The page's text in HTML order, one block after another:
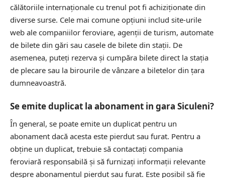
călătoriile internaționale cu trenul pot fi achiziționate din
diverse surse. Cele mai comune opțiuni includ site-urile
web ale companiilor feroviare, agenții de turism, automate
de bilete din gări sau casele de bilete din stații. De
asemenea, puteți rezerva și cumpăra bilete direct la stația
de plecare sau la birourile de vânzare a biletelor din țara
dumneavoastră.
Se emite duplicat la abonament in gara Siculeni?
În general, se poate emite un duplicat pentru un
abonament dacă acesta este pierdut sau furat. Pentru a
obține un duplicat, trebuie să contactați compania
feroviară responsabilă și să furnizați informații relevante
despre abonamentul pierdut sau furat. Este posibil să fie